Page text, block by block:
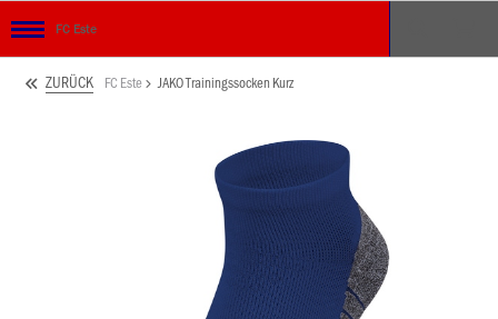
FC Este
ZURÜCK FC Este JAKO Trainingssocken Kurz